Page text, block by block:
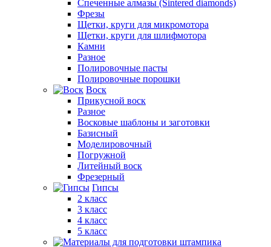
Спеченные алмазы (Sintered diamonds)
Фрезы
Щетки, круги для микромотора
Щетки, круги для шлифмотора
Камни
Разное
Полировочные пасты
Полировочные порошки
Воск
Прикусной воск
Разное
Восковые шаблоны и заготовки
Базисный
Моделировочный
Погружной
Литейный воск
Фрезерный
Гипсы
2 класс
3 класс
4 класс
5 класс